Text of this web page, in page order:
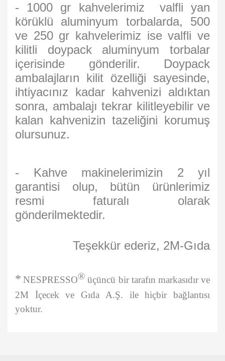
- 1000 gr kahvelerimiz valfli yan
körüklü aluminyum torbalarda, 500
ve 250 gr kahvelerimiz ise valfli ve
kilitli doypack aluminyum torbalar
içerisinde gönderilir. Doypack
ambalajların kilit özelliği sayesinde,
ihtiyacınız kadar kahvenizi aldıktan
sonra, ambalajı tekrar kilitleyebilir ve
kalan kahvenizin tazeliğini korumuş
olursunuz.
- Kahve makinelerimizin 2 yıl
garantisi olup, bütün ürünlerimiz
resmi faturalı olarak
gönderilmektedir.
Teşekkür ederiz, 2M-Gıda
* NESPRESSO® üçüncü bir tarafın markasıdır ve
2M İçecek ve Gıda A.Ş. ile hiçbir bağlantısı
yoktur.